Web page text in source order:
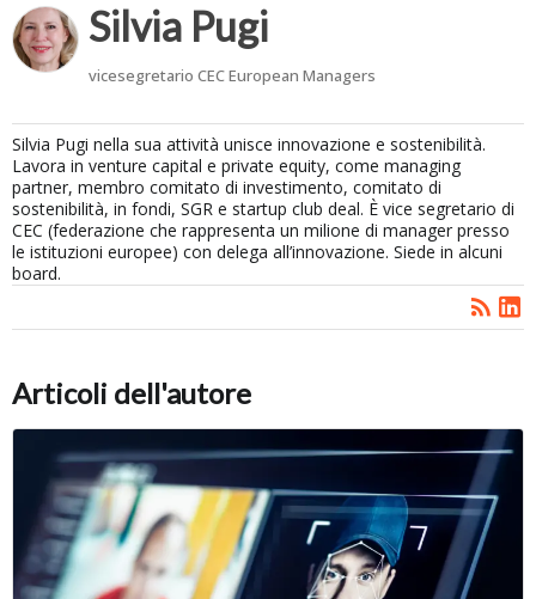
Silvia Pugi
vicesegretario CEC European Managers
Silvia Pugi nella sua attività unisce innovazione e sostenibilità.
Lavora in venture capital e private equity, come managing
partner, membro comitato di investimento, comitato di
sostenibilità, in fondi, SGR e startup club deal. È vice segretario di
CEC (federazione che rappresenta un milione di manager presso
le istituzioni europee) con delega all’innovazione. Siede in alcuni
board.
Articoli dell'autore